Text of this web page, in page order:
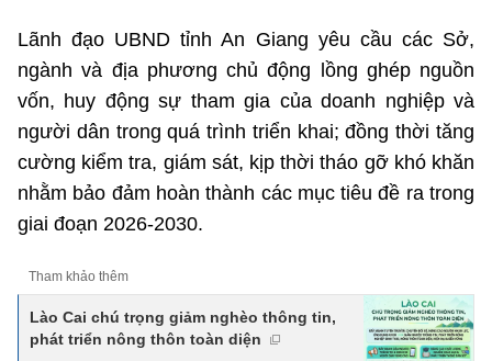
Lãnh đạo UBND tỉnh An Giang yêu cầu các Sở,
ngành và địa phương chủ động lồng ghép nguồn
vốn, huy động sự tham gia của doanh nghiệp và
người dân trong quá trình triển khai; đồng thời tăng
cường kiểm tra, giám sát, kịp thời tháo gỡ khó khăn
nhằm bảo đảm hoàn thành các mục tiêu đề ra trong
giai đoạn 2026-2030.
Tham khảo thêm
Lào Cai chú trọng giảm nghèo thông tin,
phát triển nông thôn toàn diện